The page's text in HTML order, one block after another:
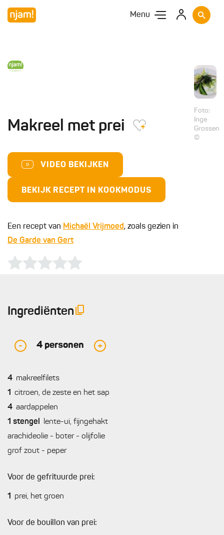
Menu
Makreel met prei
VIDEO BEKIJKEN
BEKIJK RECEPT IN KOOKMODUS
Een recept van Michaël Vrijmoed, zoals gezien in
De Garde van Gert
Foto:
Inge
Grossen
©
Ingrediënten
- 4 personen +
4 makreelfilets
1
citroen, de zeste en het sap
4 aardappelen
1 stengel
lente-ui, fijngehakt
arachideolie - boter - olijfolie
grof zout - peper
Voor de gefrituurde prei:
1 prei, het groen
Voor de bouillon van prei: